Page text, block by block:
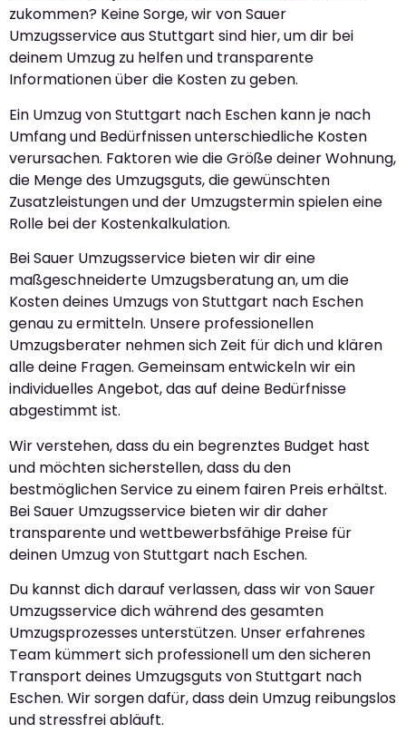
zukommen? Keine Sorge, wir von Sauer
Umzugsservice aus Stuttgart sind hier, um dir bei
deinem Umzug zu helfen und transparente
Informationen über die Kosten zu geben.
Ein Umzug von Stuttgart nach Eschen kann je nach
Umfang und Bedürfnissen unterschiedliche Kosten
verursachen. Faktoren wie die Größe deiner Wohnung,
die Menge des Umzugsguts, die gewünschten
Zusatzleistungen und der Umzugstermin spielen eine
Rolle bei der Kostenkalkulation.
Bei Sauer Umzugsservice bieten wir dir eine
maßgeschneiderte Umzugsberatung an, um die
Kosten deines Umzugs von Stuttgart nach Eschen
genau zu ermitteln. Unsere professionellen
Umzugsberater nehmen sich Zeit für dich und klären
alle deine Fragen. Gemeinsam entwickeln wir ein
individuelles Angebot, das auf deine Bedürfnisse
abgestimmt ist.
Wir verstehen, dass du ein begrenztes Budget hast
und möchten sicherstellen, dass du den
bestmöglichen Service zu einem fairen Preis erhältst.
Bei Sauer Umzugsservice bieten wir dir daher
transparente und wettbewerbsfähige Preise für
deinen Umzug von Stuttgart nach Eschen.
Du kannst dich darauf verlassen, dass wir von Sauer
Umzugsservice dich während des gesamten
Umzugsprozesses unterstützen. Unser erfahrenes
Team kümmert sich professionell um den sicheren
Transport deines Umzugsguts von Stuttgart nach
Eschen. Wir sorgen dafür, dass dein Umzug reibungslos
und stressfrei abläuft.